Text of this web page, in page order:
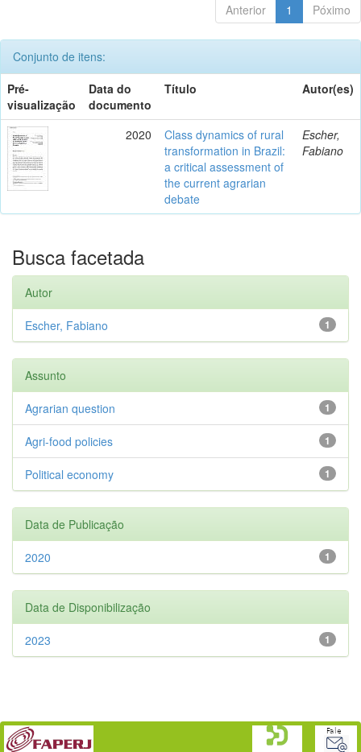
Anterior 1 Póximo
Conjunto de itens:
Pré-
visualização
Data do
documento
Título Autor(es)
2020
Class dynamics of rural
transformation in Brazil:
a critical assessment of
the current agrarian
debate
Escher,
Fabiano
Busca facetada
Autor
1
Escher, Fabiano
Assunto
1
Agrarian question
1
Agri-food policies
1
Political economy
Data de Publicação
1
2020
Data de Disponibilização
1
2023